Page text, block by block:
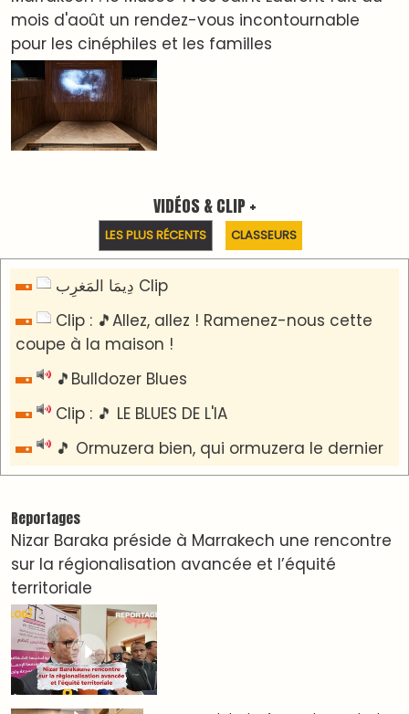
Clip : 🎵 LE BLUES DE L'IA
🎵 Ormuzera bien, qui ormuzera le dernier
Reportages
Nizar Baraka préside à Marrakech une rencontre
sur la régionalisation avancée et l’équité
projets” du Ministère de l’Équipement et de
l’Eau
AGENDA CULTUREL
Dunia Batma en Tournée à Tanger
World Tour 2026
Nacim Haddad débarque à Tanger : Le Souffle
du Nord s'éveille !
Nacim Haddad Ayta World Tour à Rabat ( 4ème
date )
Hatim Ammor En Concert Exclusif à Tanger : Un
show Live Exceptionnel Cet été !